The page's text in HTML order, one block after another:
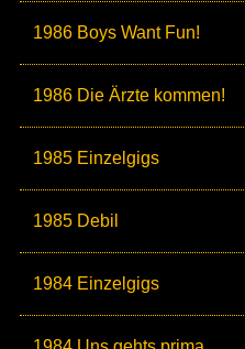
1986 Boys Want Fun!
1986 Die Ärzte kommen!
1985 Einzelgigs
1985 Debil
1984 Einzelgigs